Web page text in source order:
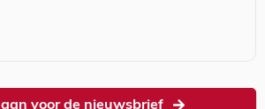
aan voor de nieuwsbrief